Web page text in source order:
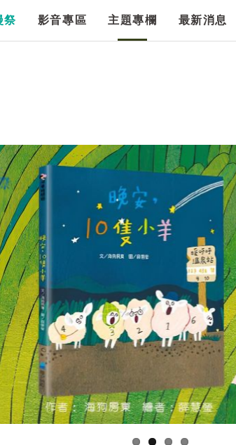
祭 影音專區 主題專欄 最新消息